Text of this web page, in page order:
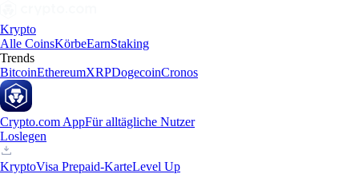
Krypto
Alle CoinsKörbeEarnStaking
Trends
BitcoinEthereumXRPDogecoinCronos
Crypto.com AppFür alltägliche Nutzer
Loslegen
KryptoVisa Prepaid-KarteLevel Up